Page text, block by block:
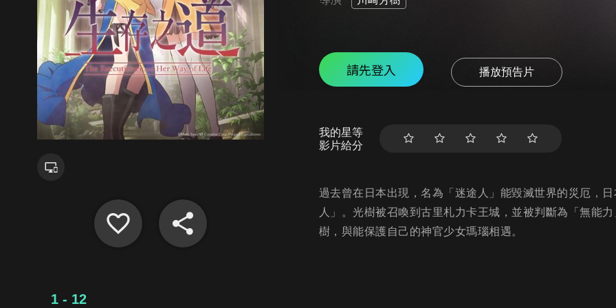
請先登入 播放預告片
我的星等
影片給分
過去曾在日本出現，名為「迷途人」能毀滅世界的災厄，
人」。光樹被召喚到古里札力卡王城，並被判斷為「無能
樹，與能保護自己的神官少女瑪瑙相遇。
1 - 12